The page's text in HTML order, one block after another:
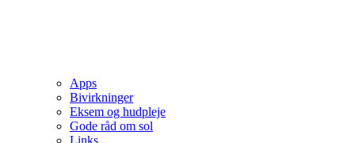
Apps
Bivirkninger
Eksem og hudpleje
Gode råd om sol
Links